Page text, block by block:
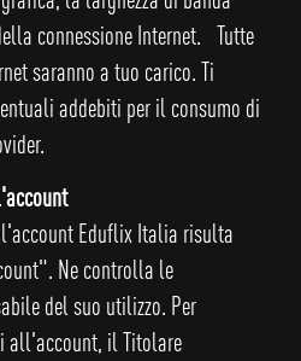
connessione Internet. Tutte
saranno a tuo carico. Ti
addebiti per il consumo di
Eduflix Italia risulta
Ne controlla le
del suo utilizzo. Per
all'account, il Titolare